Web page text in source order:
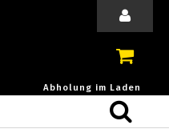
Abholung im Laden